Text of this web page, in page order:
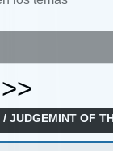
>>
/JUDGEMINT OF